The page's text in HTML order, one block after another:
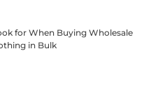
for When Buying Wholesale
in Bulk